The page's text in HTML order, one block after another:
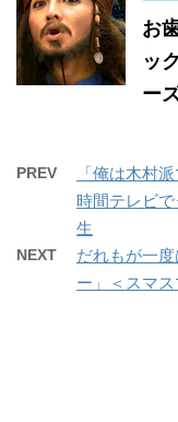
お
ッ
ー
PREV
「俺は木村
時間テレビ
生
NEXT
だれもが一
ー」＜スマ